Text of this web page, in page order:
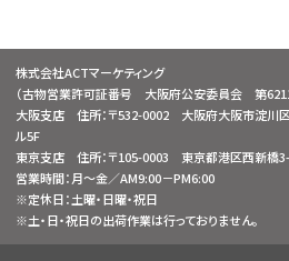
株式会社ACTマーケティング
（古物営業許可証番号 大阪府公安委員会 第
大阪支店 住所：〒532-0002 大阪府大阪市淀川区
ル5F
東京支店 住所：〒105-0003 東京都港区西新橋
営業時間：月～金／AM9:00－PM6:00
※定休日：土曜・日曜・祝日
※土・日・祝日の出荷作業は行っておりません。